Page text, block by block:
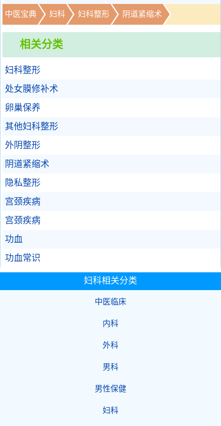
中医宝典 妇科 妇科整形 阴道紧缩术
相关分类
妇科整形
处女膜修补术
卵巢保养
其他妇科整形
外阴整形
阴道紧缩术
隐私整形
宫颈疾病
宫颈疾病
功血
功血常识
妇科相关分类
中医临床
内科
外科
男科
男性保健
妇科